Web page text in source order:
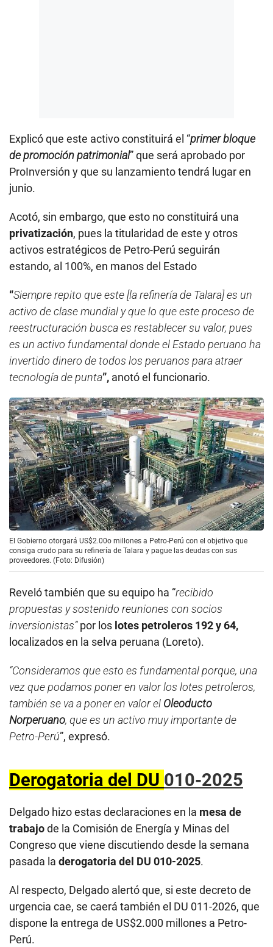
Explicó que este activo constituirá el “primer bloque
de promoción patrimonial” que será aprobado por
ProInversión y que su lanzamiento tendrá lugar en
junio.
Acotó, sin embargo, que esto no constituirá una
privatización, pues la titularidad de este y otros
activos estratégicos de Petro-Perú seguirán
estando, al 100%, en manos del Estado
“Siempre repito que este [la refinería de Talara] es un
activo de clase mundial y que lo que este proceso de
reestructuración busca es restablecer su valor, pues
es un activo fundamental donde el Estado peruano ha
invertido dinero de todos los peruanos para atraer
tecnología de punta”, anotó el funcionario.
El Gobierno otorgará US$2.00o millones a Petro-Perú con el objetivo que
consiga crudo para su refinería de Talara y pague las deudas con sus
proveedores. (Foto: Difusión)
Reveló también que su equipo ha “recibido
propuestas y sostenido reuniones con socios
inversionistas”por los lotes petroleros 192 y 64,
localizados en la selva peruana (Loreto).
“Consideramos que esto es fundamental porque, una
vez que podamos poner en valor los lotes petroleros,
también se va a poner en valor el Oleoducto
Norperuano, que es un activo muy importante de
Petro-Perú”, expresó.
Derogatoria del DU 010-2025
Delgado hizo estas declaraciones en la mesa de
trabajode la Comisión de Energía y Minas del
Congreso que viene discutiendo desde la semana
pasada la derogatoria del DU 010-2025.
Al respecto, Delgado alertó que, si este decreto de
urgencia cae, se caerá también el DU 011-2026, que
dispone la entrega de US$2.000 millones a Petro-
Perú.